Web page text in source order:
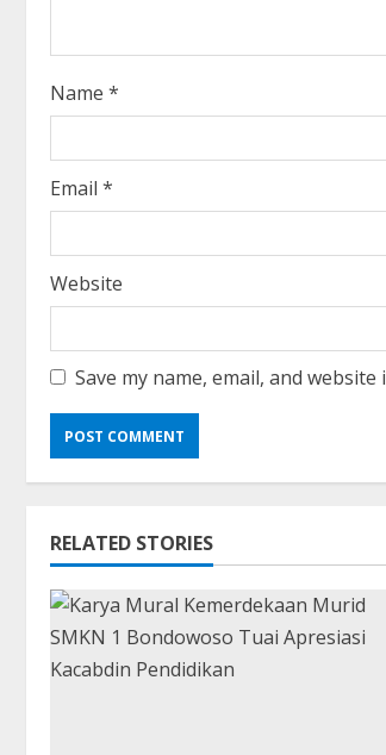
i
n
g
Name *
Email *
Website
Save my name, email, and
RELATED STORIES